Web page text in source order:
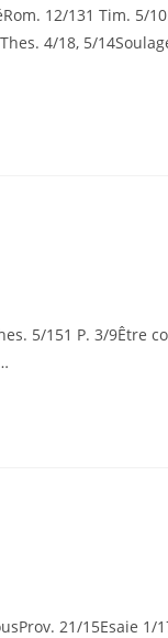
12/131 Tim. 5/
4/18, 5/
5/151 P. 3/9Être
21/15Esaie 1/